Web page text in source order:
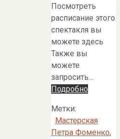
Посмотреть
расписание этого
спектакля вы
можете здесь
Также вы
можете
запросить…
Подробно
Метки:
Мастерская
Петра Фоменко,